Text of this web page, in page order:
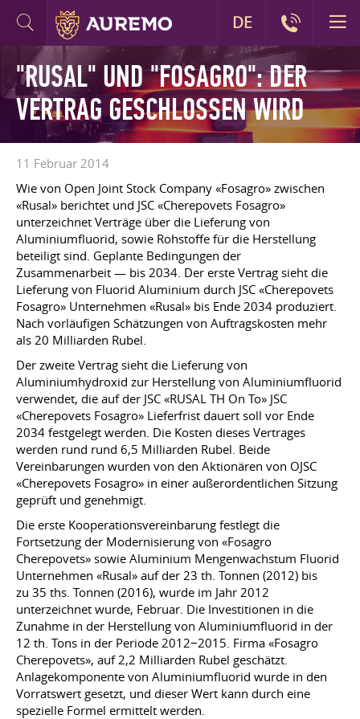
"RUSAL" UND "FOSAGRO": DER
VERTRAG GESCHLOSSEN WIRD
11 Februar 2014
Wie von Open Joint Stock Company «Fosagro» zwischen
«Rusal» berichtet und JSC «Cherepovets Fosagro»
unterzeichnet Verträge über die Lieferung von
Aluminiumfluorid, sowie Rohstoffe für die Herstellung
beteiligt sind. Geplante Bedingungen der
Zusammenarbeit — bis 2034. Der erste Vertrag sieht die
Lieferung von Fluorid Aluminium durch JSC «Cherepovets
Fosagro» Unternehmen «Rusal» bis Ende 2034 produziert.
Nach vorläufigen Schätzungen von Auftragskosten mehr
als 20 Milliarden Rubel.
Der zweite Vertrag sieht die Lieferung von
Aluminiumhydroxid zur Herstellung von Aluminiumfluorid
verwendet, die auf der JSC «RUSAL TH On To» JSC
«Cherepovets Fosagro» Lieferfrist dauert soll vor Ende
2034 festgelegt werden. Die Kosten dieses Vertrages
werden rund rund 6,5 Milliarden Rubel. Beide
Vereinbarungen wurden von den Aktionären von OJSC
«Cherepovets Fosagro» in einer außerordentlichen Sitzung
geprüft und genehmigt.
Die erste Kooperationsvereinbarung festlegt die
Fortsetzung der Modernisierung von «Fosagro
Cherepovets» sowie Aluminium Mengenwachstum Fluorid
Unternehmen «Rusal» auf der 23 th. Tonnen (2012) bis
zu 35 ths. Tonnen (2016), wurde im Jahr 2012
unterzeichnet wurde, Februar. Die Investitionen in die
Zunahme in der Herstellung von Aluminiumfluorid in der
12 th. Tons in der Periode 2012−2015. Firma «Fosagro
Cherepovets», auf 2,2 Milliarden Rubel geschätzt.
Anlagekomponente von Aluminiumfluorid wurde in den
Vorratswert gesetzt, und dieser Wert kann durch eine
spezielle Formel ermittelt werden.
DE